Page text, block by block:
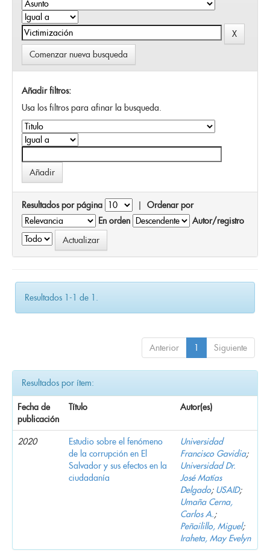
Comenzar nueva busqueda
Añadir filtros:
Usa los filtros para afinar la busqueda.
Resultados por página | Ordenar por
En orden
Autor/registro
Resultados 1-1 de 1.
Anterior 1 Siguiente
Resultados por ítem:
Fecha de
publicación
Título Autor(es)
2020
Estudio sobre el fenómeno
de la corrupción en El
Salvador y sus efectos en la
ciudadanía
Universidad
Francisco Gavidia;
Universidad Dr.
José Matías
Delgado; USAID;
Umaña Cerna,
Carlos A.;
Peñailillo, Miguel;
Iraheta, May Evelyn